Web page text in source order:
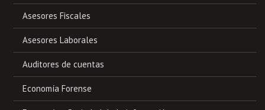
Asesores Fiscales
Asesores Laborales
Auditores de cuentas
Economía Forense